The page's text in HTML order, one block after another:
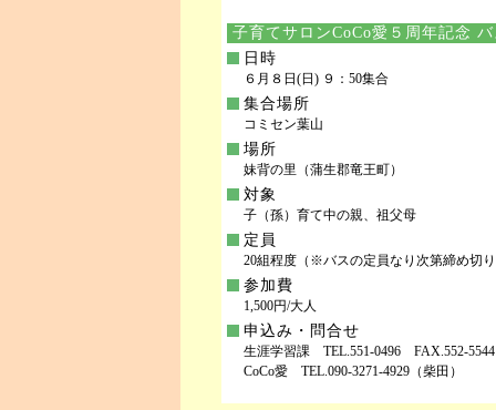
子育てサロンCoCo愛５周年記念
日時
６月８日(日) ９：50集合
集合場所
コミセン葉山
場所
妹背の里（蒲生郡竜王町）
対象
子（孫）育て中の親、祖父母
定員
20組程度（※バスの定員なり次第締め切
参加費
1,500円/大人
申込み・問合せ
生涯学習課 TEL.551-0496 FAX.552-5544
CoCo愛 TEL.090-3271-4929（柴田）